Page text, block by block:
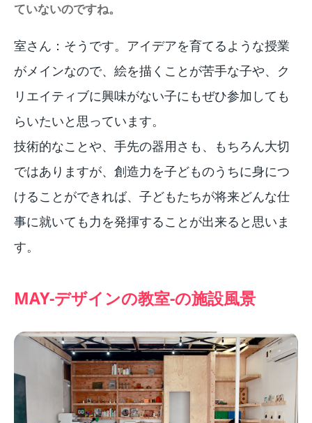
ていないのですね。
室さん：そうです。アイデアを育てるような授業
がメインなので、絵を描くことが苦手な子や、ク
リエイティブに興味がない子にもぜひ参加しても
らいたいと思っています。
技術的なことや、手先の器用さも、もちろん大切
ではありますが、創造力を子どものうちに身につ
けることができれば、子どもたちが将来どんな仕
事に就いても力を発揮することが出来ると思いま
す。
MAY-デザインの教室-の施設風景